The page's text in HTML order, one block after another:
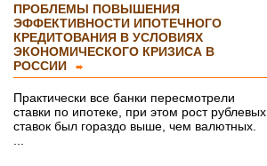
ПРОБЛЕМЫ ПОВЫШЕНИЯ
ЭФФЕКТИВНОСТИ ИПОТЕЧНОГО
КРЕДИТОВАНИЯ В УСЛОВИЯХ
ЭКОНОМИЧЕСКОГО КРИЗИСА В
РОССИИ
➨
Практически все банки пересмотрели
ставки по ипотеке, при этом рост рублевых
ставок был гораздо выше, чем валютных.